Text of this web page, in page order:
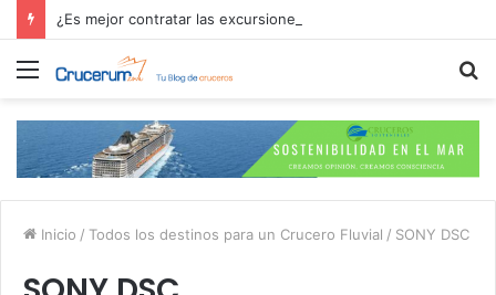
Menú
Inicio / Todos los destinos para un Crucero Fluvial / SONY DSC